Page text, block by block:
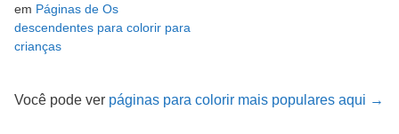
em Páginas de Os
descendentes para colorir para
crianças
Você pode ver páginas para colorir mais populares aqui →